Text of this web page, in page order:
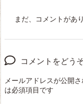
まだ、コメントがあ
コメントをどう
メールアドレスが公開
は必須項目です